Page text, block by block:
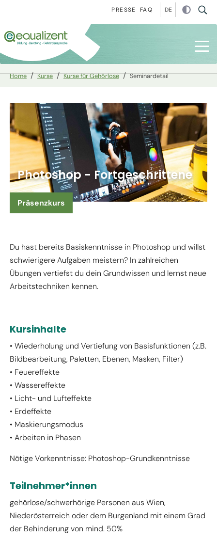
PRESSE FAQ DE
You are here:
Home Kurse Kurse für Gehörlose Seminardetail
Präsenzkurs
Photoshop - Fortgeschrittene
Du hast bereits Basiskenntnisse in Photoshop und willst
schwierigere Aufgaben meistern? In zahlreichen
Übungen vertiefst du dein Grundwissen und lernst neue
Arbeitstechniken kennen.
Kursinhalte
• Wiederholung und Vertiefung von Basisfunktionen (z.B.
Bildbearbeitung, Paletten, Ebenen, Masken, Filter)
• Feuereffekte
• Wassereffekte
• Licht- und Lufteffekte
• Erdeffekte
• Maskierungsmodus
• Arbeiten in Phasen
Nötige Vorkenntnisse: Photoshop-Grundkenntnisse
Teilnehmer*innen
gehörlose/schwerhörige Personen aus Wien,
Niederösterreich oder dem Burgenland mit einem Grad
der Behinderung von mind. 50%